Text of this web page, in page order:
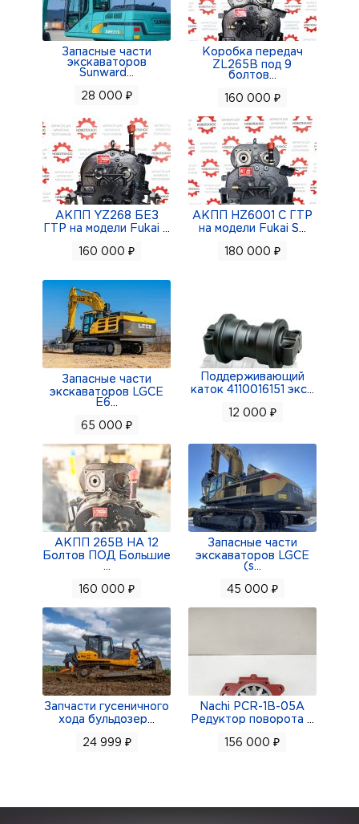
ООО Стройтехзапчасть, город Екатеринбург,
ИНН 6671466400
Запасные части
экскаваторов
Sunward
28 000 ₽
Коробка передач
ZL265B под 9
болтов
160 000 ₽
АКПП YZ268 БЕЗ
ГТР на модели Fukai
160 000 ₽
АКПП HZ6001 С ГТР
на модели Fukai S
180 000 ₽
Запасные части
экскаваторов LGCE
E6
65 000 ₽
Поддерживающий
каток 4110016151 экс...
12 000 ₽
АКПП 265В НА 12
Болтов ПОД Большие
160 000 ₽
Запасные части
экскаваторов LGCE
(s
45 000 ₽
Запчасти гусеничного
хода бульдозер
24 999 ₽
Nachi PCR-1B-05A
Редуктор поворота
156 000 ₽